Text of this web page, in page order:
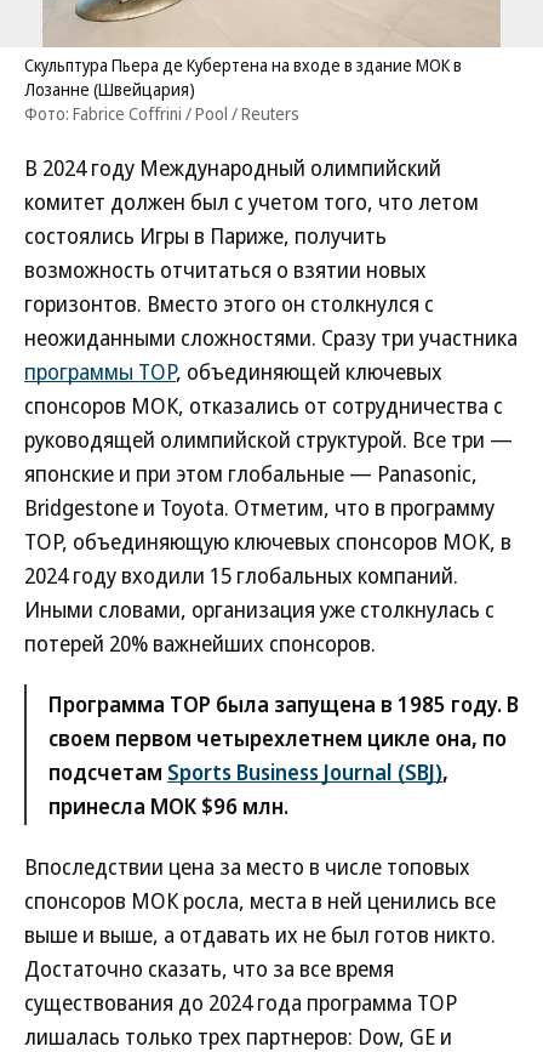
Скульптура Пьера де Кубертена на входе в здание МОК в
Лозанне (Швейцария)
Фото: Fabrice Coffrini / Pool / Reuters
В 2024 году Международный олимпийский
комитет должен был с учетом того, что летом
состоялись Игры в Париже, получить
возможность отчитаться о взятии новых
горизонтов. Вместо этого он столкнулся с
неожиданными сложностями. Сразу три участника
программы TOP, объединяющей ключевых
спонсоров МОК, отказались от сотрудничества с
руководящей олимпийской структурой. Все три —
японские и при этом глобальные — Panasonic,
Bridgestone и Toyota. Отметим, что в программу
TOP, объединяющую ключевых спонсоров МОК, в
2024 году входили 15 глобальных компаний.
Иными словами, организация уже столкнулась с
потерей 20% важнейших спонсоров.
Программа TOP была запущена в 1985 году. В
своем первом четырехлетнем цикле она, по
подсчетам Sports Business Journal (SBJ),
принесла МОК $96 млн.
Впоследствии цена за место в числе топовых
спонсоров МОК росла, места в ней ценились все
выше и выше, а отдавать их не был готов никто.
Достаточно сказать, что за все время
существования до 2024 года программа TOP
лишалась только трех партнеров: Dow, GE и